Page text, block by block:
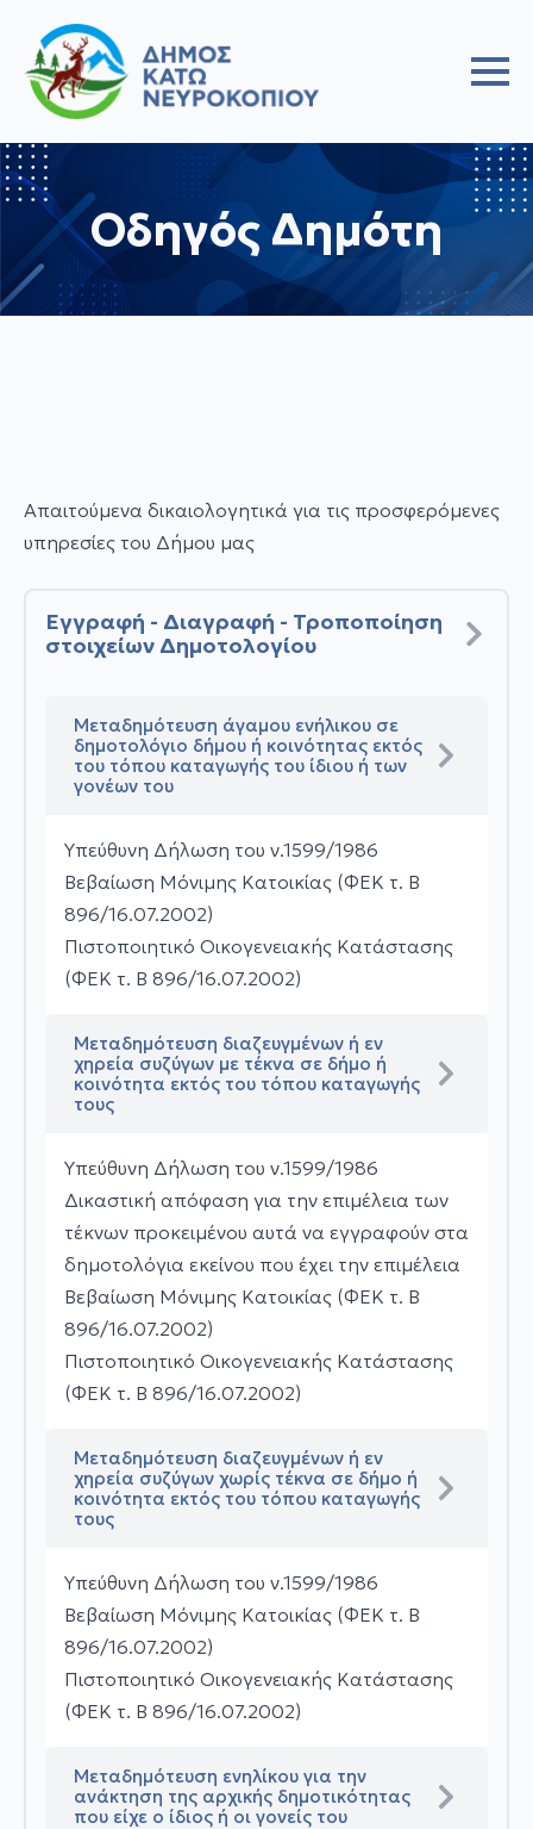
Οδηγός Δημότη
Απαιτούμενα δικαιολογητικά για τις προσφερόμενες
υπηρεσίες του Δήμου μας
Εγγραφή - Διαγραφή - Τροποποίηση
στοιχείων Δημοτολογίου
Μεταδημότευση άγαμου ενήλικου σε
δημοτολόγιο δήμου ή κοινότητας εκτός
του τόπου καταγωγής του ίδιου ή των
γονέων του
Υπεύθυνη Δήλωση του ν.1599/1986
Βεβαίωση Μόνιμης Κατοικίας (ΦΕΚ τ. Β
896/16.07.2002)
Πιστοποιητικό Οικογενειακής Κατάστασης
(ΦΕΚ τ. Β 896/16.07.2002)
Μεταδημότευση διαζευγμένων ή εν
χηρεία συζύγων με τέκνα σε δήμο ή
κοινότητα εκτός του τόπου καταγωγής
τους
Υπεύθυνη Δήλωση του ν.1599/1986
Δικαστική απόφαση για την επιμέλεια των
τέκνων προκειμένου αυτά να εγγραφούν στα
δημοτολόγια εκείνου που έχει την επιμέλεια
Βεβαίωση Μόνιμης Κατοικίας (ΦΕΚ τ. Β
896/16.07.2002)
Πιστοποιητικό Οικογενειακής Κατάστασης
(ΦΕΚ τ. Β 896/16.07.2002)
Μεταδημότευση διαζευγμένων ή εν
χηρεία συζύγων χωρίς τέκνα σε δήμο ή
κοινότητα εκτός του τόπου καταγωγής
τους
Υπεύθυνη Δήλωση του ν.1599/1986
Βεβαίωση Μόνιμης Κατοικίας (ΦΕΚ τ. Β
896/16.07.2002)
Πιστοποιητικό Οικογενειακής Κατάστασης
(ΦΕΚ τ. Β 896/16.07.2002)
Μεταδημότευση ενηλίκου για την
ανάκτηση της αρχικής δημοτικότητας
που είχε ο ίδιος ή οι γονείς του